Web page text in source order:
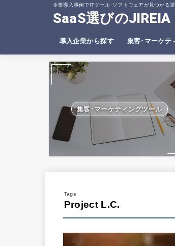
企業導入事例でITツール･ソフトウェアが見つかる
SaaS選びのJIREIA
導入企業から探す 集客･マーケテ
SEO分析ツール
ヒートマップツ
集客･マーケティングツール
Project L.C.